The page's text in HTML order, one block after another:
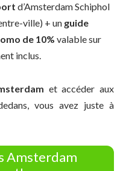
d’Amsterdam Schiphol
ville) + un guide
de 10% valable sur
inclus.
et accéder aux
vous avez juste à
Amsterdam